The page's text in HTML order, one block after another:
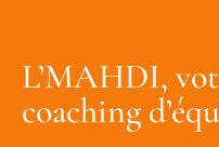
L’MAHDI,
coaching